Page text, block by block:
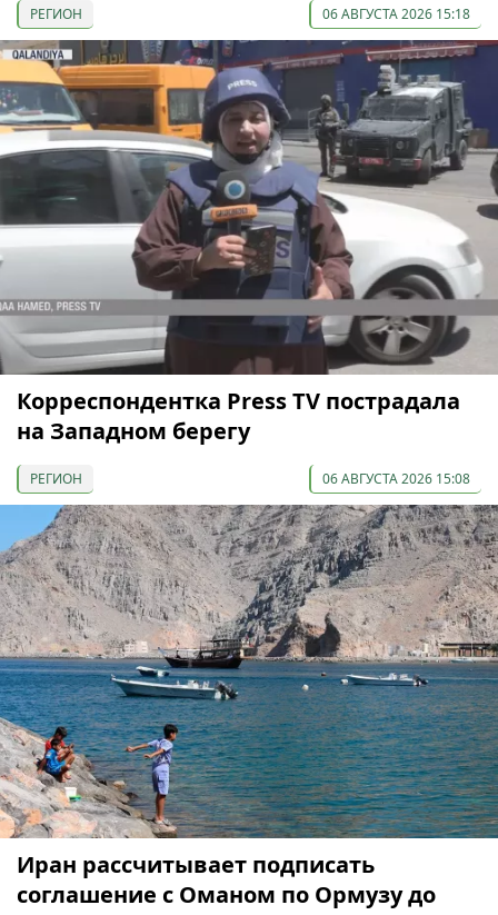
РЕГИОН 06 АВГУСТА 2026 15:18
Корреспондентка Press TV пострадала
на Западном берегу
РЕГИОН 06 АВГУСТА 2026 15:08
Иран рассчитывает подписать
соглашение с Оманом по Ормузу до